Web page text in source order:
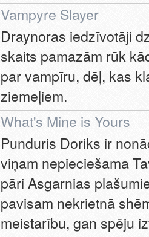
Vampyre Slayer
Draynoras iedzīvotāji
skaits pamazām rūk
par vampīru, dēļ, kas
ziemeļiem.
What's Mine is Yours
Punduris Doriks ir
viņam nepieciešama
pāri Asgarnias
pavisam nekrietnā
meistarību, gan spēju